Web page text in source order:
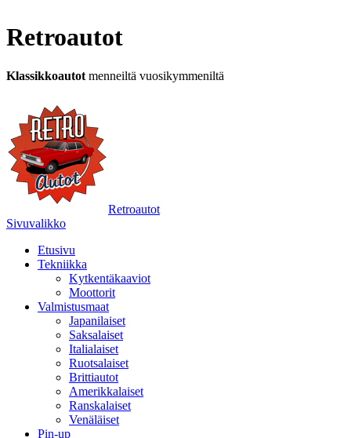
Retroautot
Klassikkoautot menneiltä vuosikymmeniltä
Retroautot
Sivuvalikko
Etusivu
Tekniikka
Kytkentäkaaviot
Moottorit
Valmistusmaat
Japanilaiset
Saksalaiset
Italialaiset
Ruotsalaiset
Brittiautot
Amerikkalaiset
Ranskalaiset
Venäläiset
Pin-up